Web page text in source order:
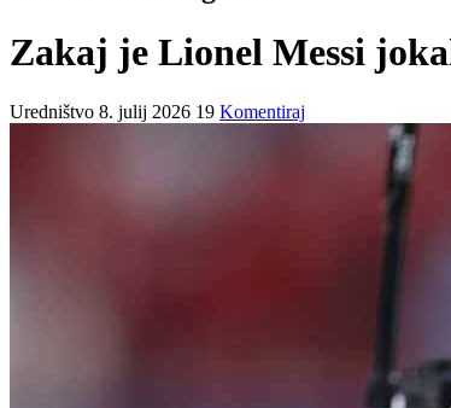
Zakaj je Lionel Messi
Uredništvo 8. julij 2026 19 Komentiraj